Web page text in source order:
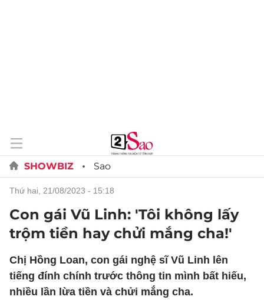
SHOWBIZ Sao
thứ hai, 21/08/2023 - 15:18
Con gái Vũ Linh: 'Tôi không lấy
trộm tiền hay chửi mắng cha!'
Chị Hồng Loan, con gái nghệ sĩ Vũ Linh lên
tiếng đính chính trước thông tin mình bất hiếu,
nhiều lần lừa tiền và chửi mắng cha.